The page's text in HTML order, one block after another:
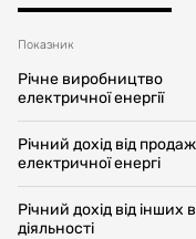
Показник
Річне виробництво
електричної енергії
Річний дохід від
електричної енергі
Річний дохід від інших
діяльності